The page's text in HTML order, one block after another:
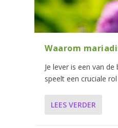
Waarom
Je lever is een van
speelt een cruciale
LEES VERDER